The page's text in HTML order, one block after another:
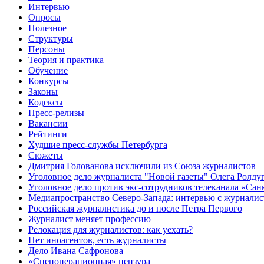
Интервью
Опросы
Полезное
Структуры
Персоны
Теория и практика
Обучение
Конкурсы
Законы
Кодексы
Пресс-релизы
Вакансии
Рейтинги
Худшие пресс-службы Петербурга
Сюжеты
Дмитрия Голованова исключили из Союза журналистов
Уголовное дело журналиста "Новой газеты" Олега
Уголовное дело против экс-сотрудников телеканала
Медиапространство Северо-Запада: интервью с
Российская журналистика до и после Петра Первого
Журналист меняет профессию
Релокация для журналистов: как уехать?
Нет иноагентов, есть журналисты
Дело Ивана Сафронова
«Спецоперационная» цензура